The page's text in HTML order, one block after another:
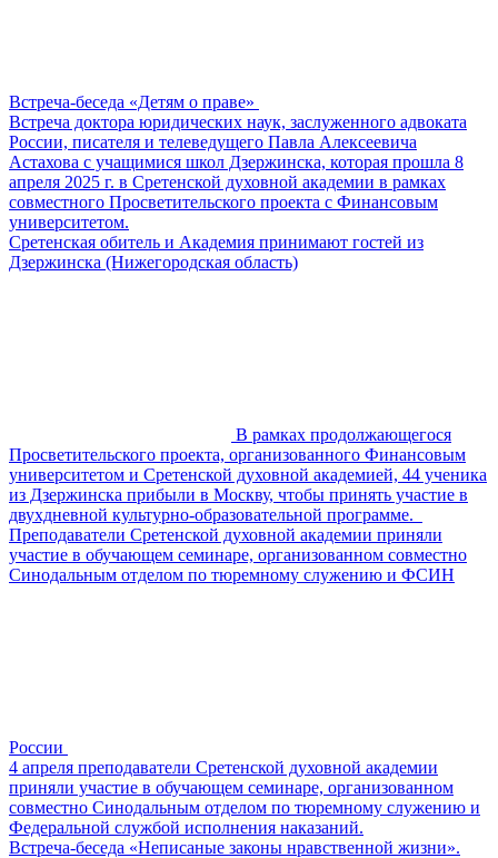
Встреча-беседа «Детям о праве»
Встреча доктора юридических наук, заслуженного адвоката
России, писателя и телеведущего Павла Алексеевича
Астахова с учащимися школ Дзержинска, которая прошла 8
апреля 2025 г. в Сретенской духовной академии в рамках
совместного Просветительского проекта с Финансовым
университетом.
Сретенская обитель и Академия принимают гостей из
Дзержинска (Нижегородская область)
В рамках продолжающегося
Просветительского проекта, организованного Финансовым
университетом и Сретенской духовной академией, 44 ученика
из Дзержинска прибыли в Москву, чтобы принять участие в
двухдневной культурно-образовательной программе.
Преподаватели Сретенской духовной академии приняли
участие в обучающем семинаре, организованном совместно
Синодальным отделом по тюремному служению и ФСИН
России
4 апреля преподаватели Сретенской духовной академии
приняли участие в обучающем семинаре, организованном
совместно Синодальным отделом по тюремному служению и
Федеральной службой исполнения наказаний.
Встреча-беседа «Неписаные законы нравственной жизни».